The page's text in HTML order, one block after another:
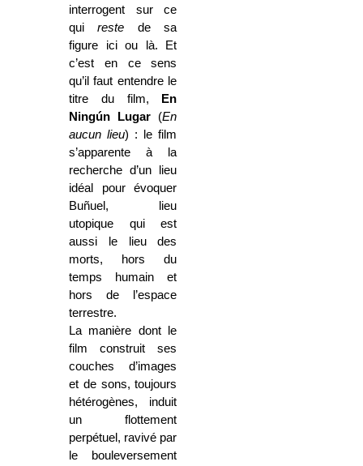
interrogent sur ce
quireste de sa
figure ici ou là. Et
c’est en ce sens
qu’il faut entendre le
titre du film,
En
Ningún Lugar (En
aucun lieu) : le film
s’apparente à la
recherche d’un lieu
idéal pour évoquer
Buñuel, lieu
utopique qui est
aussi le lieu des
morts, hors du
temps humain et
hors de l’espace
terrestre.
La manière dont le
film construit ses
couches d’images
et de sons, toujours
hétérogènes, induit
un flottement
perpétuel, ravivé par
le bouleversement